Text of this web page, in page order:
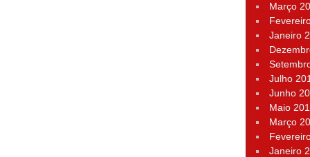
Março
Janeiro
Julho
Junho
Maio
Março
Janeiro